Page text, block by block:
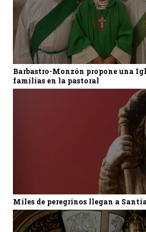
Barbastro-Monzón propone una
familias en la pastoral
Miles de peregrinos llegan a